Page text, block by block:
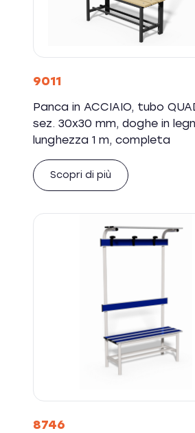
9011
Panca in ACCIAIO, tubo
sez. 30x30 mm, doghe in
lunghezza 1 m, completa
Scopri di più
8746